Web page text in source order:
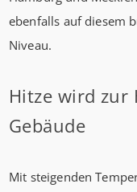
ebenfalls auf diesem
Niveau.
Hitze wird zur
Gebäude
Mit steigenden